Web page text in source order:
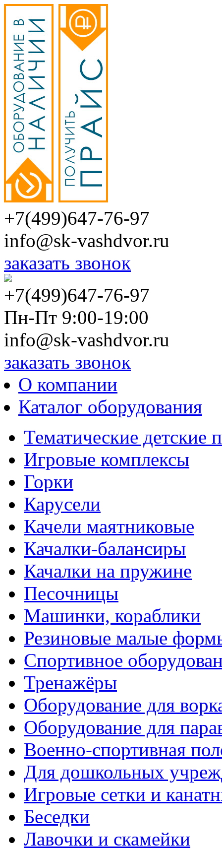
+7(499)647-76-97
info@sk-vashdvor.ru
заказать звонок
+7(499)647-76-97
Пн-Пт 9:00-19:00
info@sk-vashdvor.ru
заказать звонок
О компании
Каталог оборудования
Тематические детские
Игровые комплексы
Горки
Карусели
Качели маятниковые
Качалки-балансиры
Качалки на пружине
Песочницы
Машинки, кораблики
Резиновые малые
Спортивное
Тренажёры
Оборудование для
Оборудование для
Военно-спортивная
Для дошкольных
Игровые сетки и
Беседки
Лавочки и скамейки